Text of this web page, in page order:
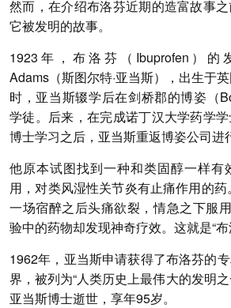
然而，在介绍布洛芬近期的造富故事
它被发明的故事。
1923年，布洛芬（Ibuprofen）的
Adams（斯图尔特·亚当斯），出生于
时，亚当斯辍学后在剑桥郡的博姿（
学徒。后来，在完成诺丁汉大学药学
博士学习之后，亚当斯重返博姿公司进
他原本试图找到一种和类固醇一样有
用，对类风湿性关节炎有止痛作用的
一场宿醉之后头痛欲裂，情急之下服
验中的药物却发现神奇疗效。这就是“布
1962年，亚当斯申请获得了布洛芬的
界，被列为“人类历史上最伟大的发明之
亚当斯博士逝世，享年95岁。